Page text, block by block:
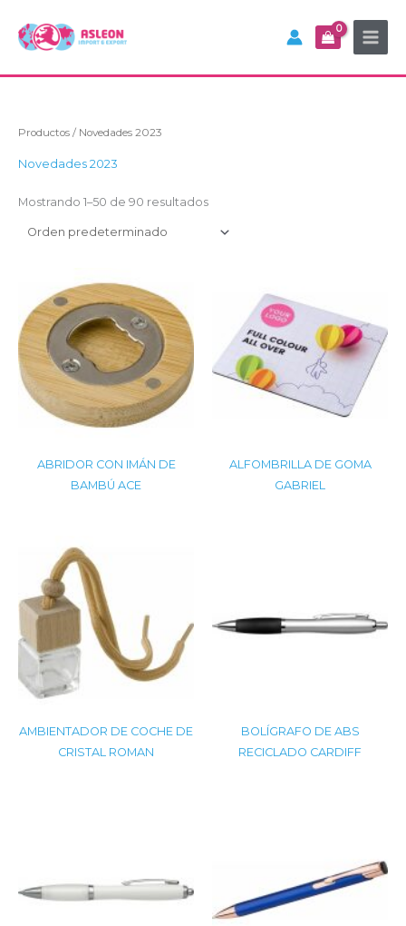
contenido
Productos / Novedades 2023
Novedades 2023
Mostrando 1–50 de 90 resultados
ABRIDOR CON IMÁN DE
BAMBÚ ACE
ALFOMBRILLA DE GOMA
GABRIEL
AMBIENTADOR DE COCHE DE
CRISTAL ROMAN
BOLÍGRAFO DE ABS
RECICLADO CARDIFF